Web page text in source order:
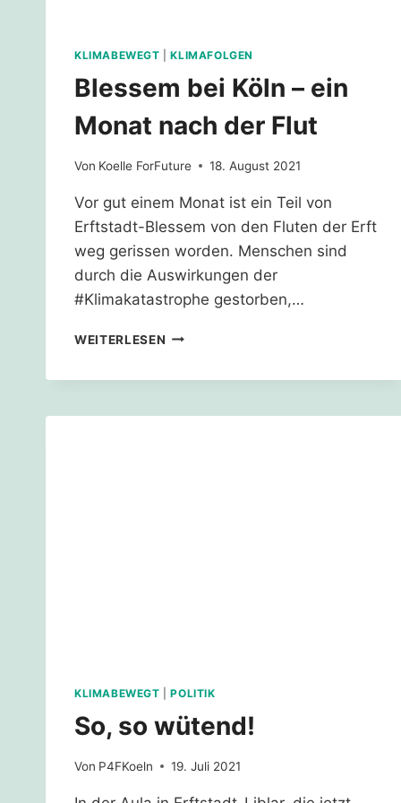
KLIMABEWEGT |KLIMAFOLGEN
Blessem bei Köln – ein
Monat nach der Flut
Von Koelle ForFuture 18. August 2021
Vor gut einem Monat ist ein Teil von
Erftstadt-Blessem von den Fluten der Erft
weg gerissen worden. Menschen sind
durch die Auswirkungen der
#Klimakatastrophe gestorben,…
WEITERLESEN BLESSEM
KLIMABEWEGT |POLITIK
So, so wütend!
Von P4FKoeln 19. Juli 2021